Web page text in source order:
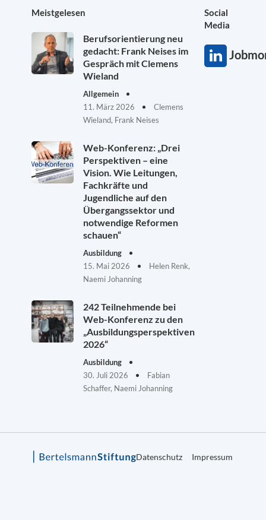
Meistgelesen
Berufsorientierung neu
gedacht: Frank Neises im
Gespräch mit Clemens
Wieland
Allgemein
11. März 2026
Clemens
Wieland, Frank Neises
Web-Konferenz: „Drei
Perspektiven – eine
Vision. Wie Leitungen,
Fachkräfte und
Jugendliche auf den
Übergangssektor und
notwendige Reformen
schauen“
Ausbildung
15. Mai 2026
Helen Renk,
Naemi Johanning
242 Teilnehmende bei
Web-Konferenz zu den
„Ausbildungsperspektiven
2026“
Ausbildung
30. Juli 2026
Fabian
Schaffer, Naemi Johanning
Social
Media
Datenschutz Impressum